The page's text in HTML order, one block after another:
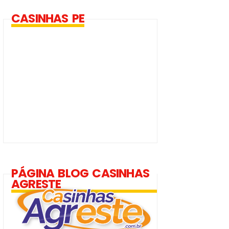
CASINHAS PE
PÁGINA BLOG CASINHAS
AGRESTE